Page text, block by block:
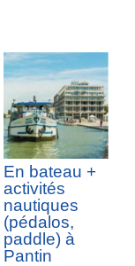
En bateau +
activités
nautiques
(pédalos,
paddle) à
Pantin